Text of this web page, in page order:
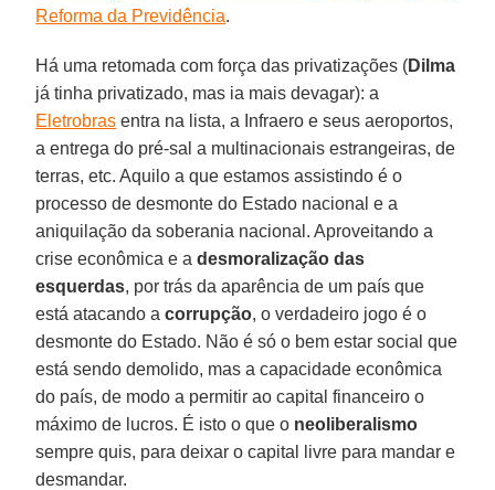
Reforma da Previdência.
Há uma retomada com força das privatizações (Dilma
já tinha privatizado, mas ia mais devagar): a
Eletrobras entra na lista, a Infraero e seus aeroportos,
a entrega do pré-sal a multinacionais estrangeiras, de
terras, etc. Aquilo a que estamos assistindo é o
processo de desmonte do Estado nacional e a
aniquilação da soberania nacional. Aproveitando a
crise econômica e adesmoralização das
esquerdas, por trás da aparência de um país que
está atacando acorrupção, o verdadeiro jogo é o
desmonte do Estado. Não é só o bem estar social que
está sendo demolido, mas a capacidade econômica
do país, de modo a permitir ao capital financeiro o
máximo de lucros. É isto o que o neoliberalismo
sempre quis, para deixar o capital livre para mandar e
desmandar.